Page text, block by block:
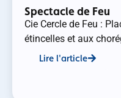
Spectacle de Feu
Cie Cercle de Feu :
étincelles et aux
Lire l'article